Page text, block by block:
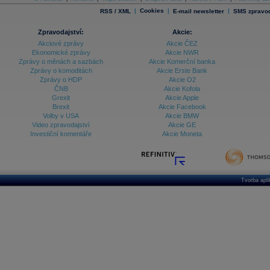
Databanka - Indexy
Databanka - Trh práce
Databanka - Úrokové sazby
Databanka - Zahraniční obchod a platební
Denní finanční zpravodaj
RSS / XML | Cookies | E-mail newsletter | SMS
Zpravodajství:
Akciové zprávy
Ekonomické zprávy
Zprávy o měnách a sazbách
Zprávy o komoditách
Zprávy o HDP
ČNB
Grexit
Brexit
Volby v USA
Video zpravodajství
Investiční komentáře
Akcie:
Akcie ČEZ
Akcie NWR
Akcie Komerční banka
Akcie Erste Bank
Akcie O2
Akcie Kofola
Akcie Apple
Akcie Facebook
Akcie BMW
Akcie GE
Akcie Moneta
Tvorba